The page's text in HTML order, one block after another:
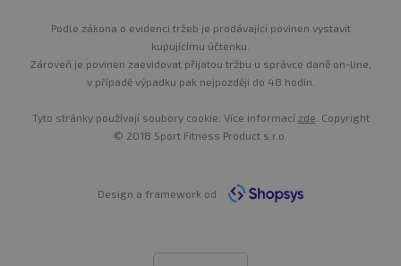
Podle zákona o evidenci tržeb je prodávající povinen vystavit
kupujícímu účtenku.
Zároveň je povinen zaevidovat přijatou tržbu u správce daně on-line,
v případě výpadku pak nejpozději do 48 hodin.
Tyto stránky používají soubory cookie. Více informací zde . Copyright
© 2018 Sport Fitness Product s.r.o.
Design a framework od